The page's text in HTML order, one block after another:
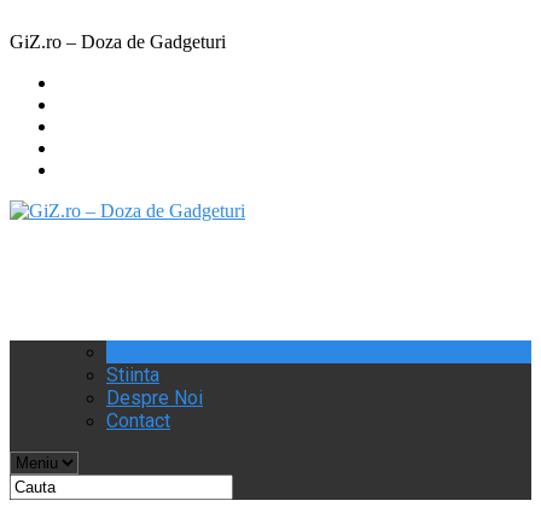
GiZ.ro – Doza de Gadgeturi
Stiinta
Despre Noi
Contact